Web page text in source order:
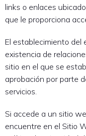
links o enlaces
que le proporciona
El establecimiento del
existencia de
sitio en el que se
aprobación por parte
servicios.
Si accede a un sitio
encuentre en el Sitio